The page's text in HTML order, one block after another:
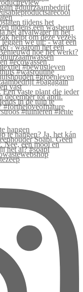
vast
hangen